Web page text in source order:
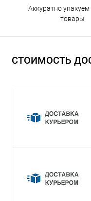
Аккуратно упакуем
товары
СТОИМОСТЬ